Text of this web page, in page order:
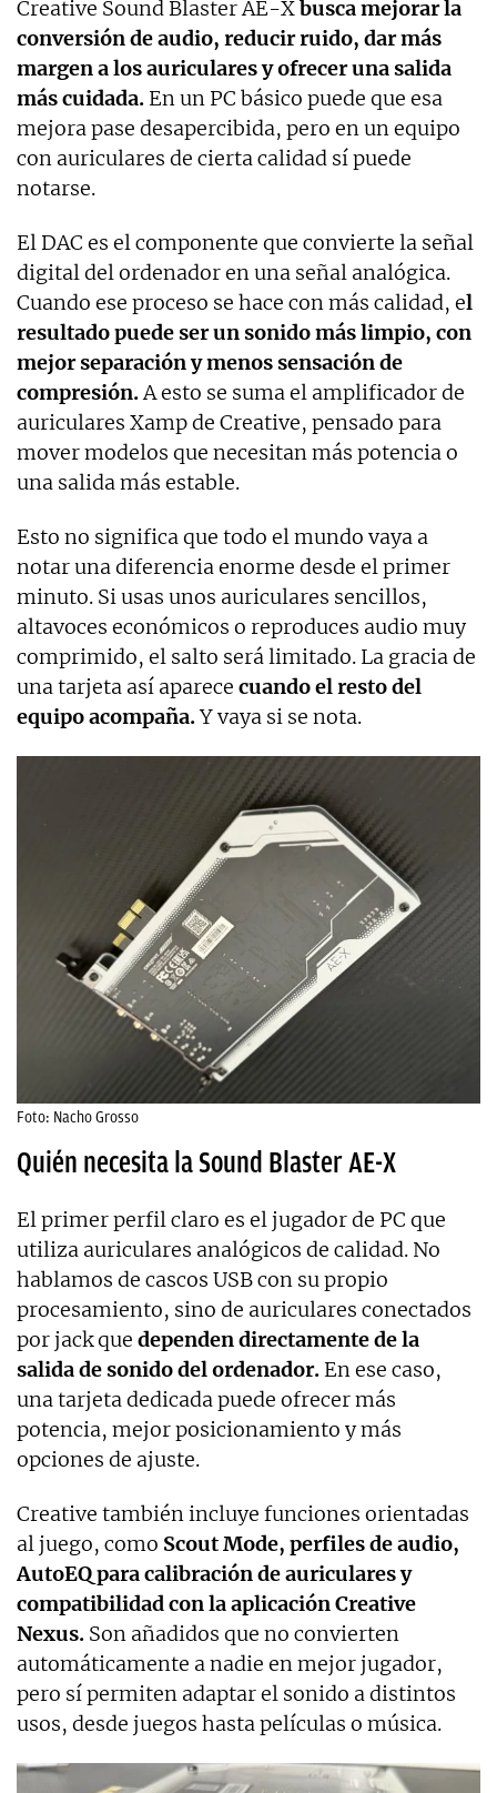
Creative Sound Blaster AE-Xbusca mejorar la
conversión de audio, reducir ruido, dar más
margen a los auriculares y ofrecer una salida
más cuidada. En un PC básico puede que esa
mejora pase desapercibida, pero en un equipo
con auriculares de cierta calidad sí puede
notarse.
El DAC es el componente que convierte la señal
digital del ordenador en una señal analógica.
Cuando ese proceso se hace con más calidad, el
resultado puede ser un sonido más limpio, con
mejor separación y menos sensación de
compresión.A esto se suma el amplificador de
auriculares Xamp de Creative, pensado para
mover modelos que necesitan más potencia o
una salida más estable.
Esto no significa que todo el mundo vaya a
notar una diferencia enorme desde el primer
minuto. Si usas unos auriculares sencillos,
altavoces económicos o reproduces audio muy
comprimido, el salto será limitado. La gracia de
una tarjeta así aparece cuando el resto del
equipo acompaña.Y vaya si se nota.
Foto: Nacho Grosso
Quién necesita la Sound Blaster AE-X
El primer perfil claro es el jugador de PC que
utiliza auriculares analógicos de calidad. No
hablamos de cascos USB con su propio
procesamiento, sino de auriculares conectados
por jack que dependen directamente de la
salida de sonido del ordenador. En ese caso,
una tarjeta dedicada puede ofrecer más
potencia, mejor posicionamiento y más
opciones de ajuste.
Creative también incluye funciones orientadas
al juego, como Scout Mode, perfiles de audio,
AutoEQ para calibración de auriculares y
compatibilidad con la aplicación Creative
Nexus. Son añadidos que no convierten
automáticamente a nadie en mejor jugador,
pero sí permiten adaptar el sonido a distintos
usos, desde juegos hasta películas o música.